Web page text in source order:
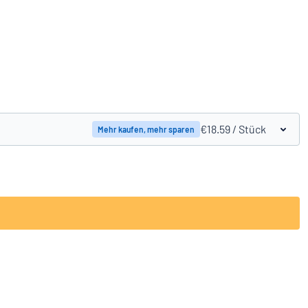
Mehr kaufen, mehr sparen €18.59 / Stück